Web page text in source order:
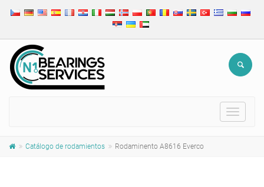
Toggle
Catálogo de rodamientos Rodaminento A8616 Everco